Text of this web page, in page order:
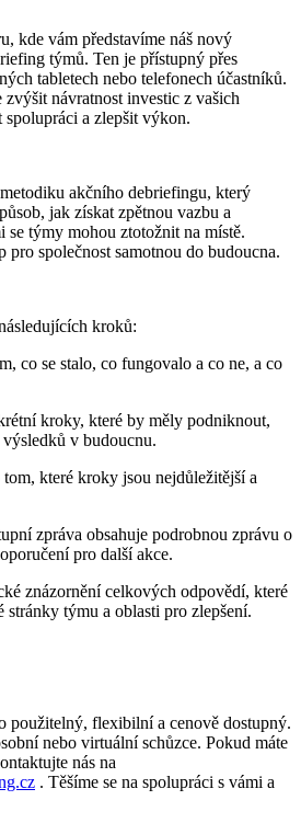
kde vám představíme náš nový
týmů. Ten je přístupný přes
tabletech nebo telefonech účastníků.
návratnost investic z vašich
a zlepšit výkon.
akčního debriefingu, který
jak získat zpětnou vazbu a
týmy mohou ztotožnit na místě.
pro společnost samotnou do budoucna.
kroků:
co se stalo, co fungovalo a co ne, a co
kroky, které by měly podniknout,
v budoucnu.
které kroky jsou nejdůležitější a
zpráva obsahuje podrobnou zprávu o
pro další akce.
znázornění celkových odpovědí, které
stránky týmu a oblasti pro zlepšení.
použitelný, flexibilní a cenově dostupný.
nebo virtuální schůzce. Pokud máte
nás na
. Těšíme se na spolupráci s vámi a